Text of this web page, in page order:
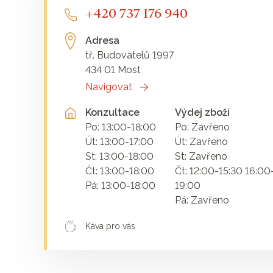
+420 737 176 940
Adresa
tř. Budovatelů 1997
434 01 Most
Navigovat
Konzultace
Po: 13:00-18:00
Út: 13:00-17:00
St: 13:00-18:00
Čt: 13:00-18:00
Pá: 13:00-18:00
Výdej zboží
Po: Zavřeno
Út: Zavřeno
St: Zavřeno
Čt: 12:00-15:30
19:00
Pá: Zavřeno
Káva pro vás